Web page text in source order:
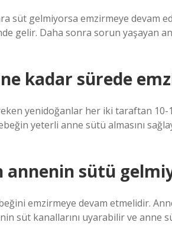
süt gelmiyorsa emzirmeye devam
gelir. Daha sonra sorun yaşayan
kadar sürede
yenidoğanlar her iki taraftan
yeterli anne sütü almasını
annenin sütü
emzirmeye devam etmelidir.
süt kanallarını uyarabilir ve anne